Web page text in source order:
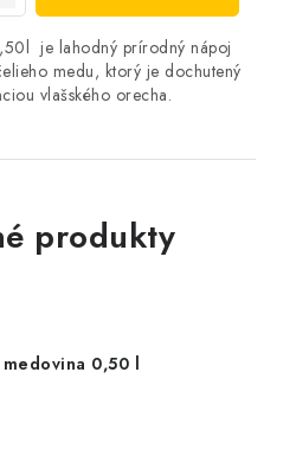
je lahodný prírodný nápoj
medu, ktorý je dochutený
vlašského orecha.
produkty
medovina 0,50 l